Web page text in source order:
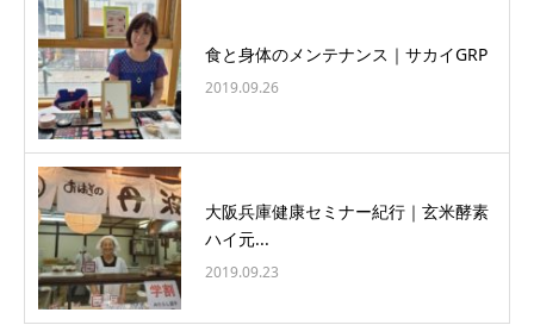
食と身体のメンテナンス｜サカイGRP
2019.09.26
大阪兵庫健康セミナー紀行｜玄米酵素
ハイ元...
2019.09.23